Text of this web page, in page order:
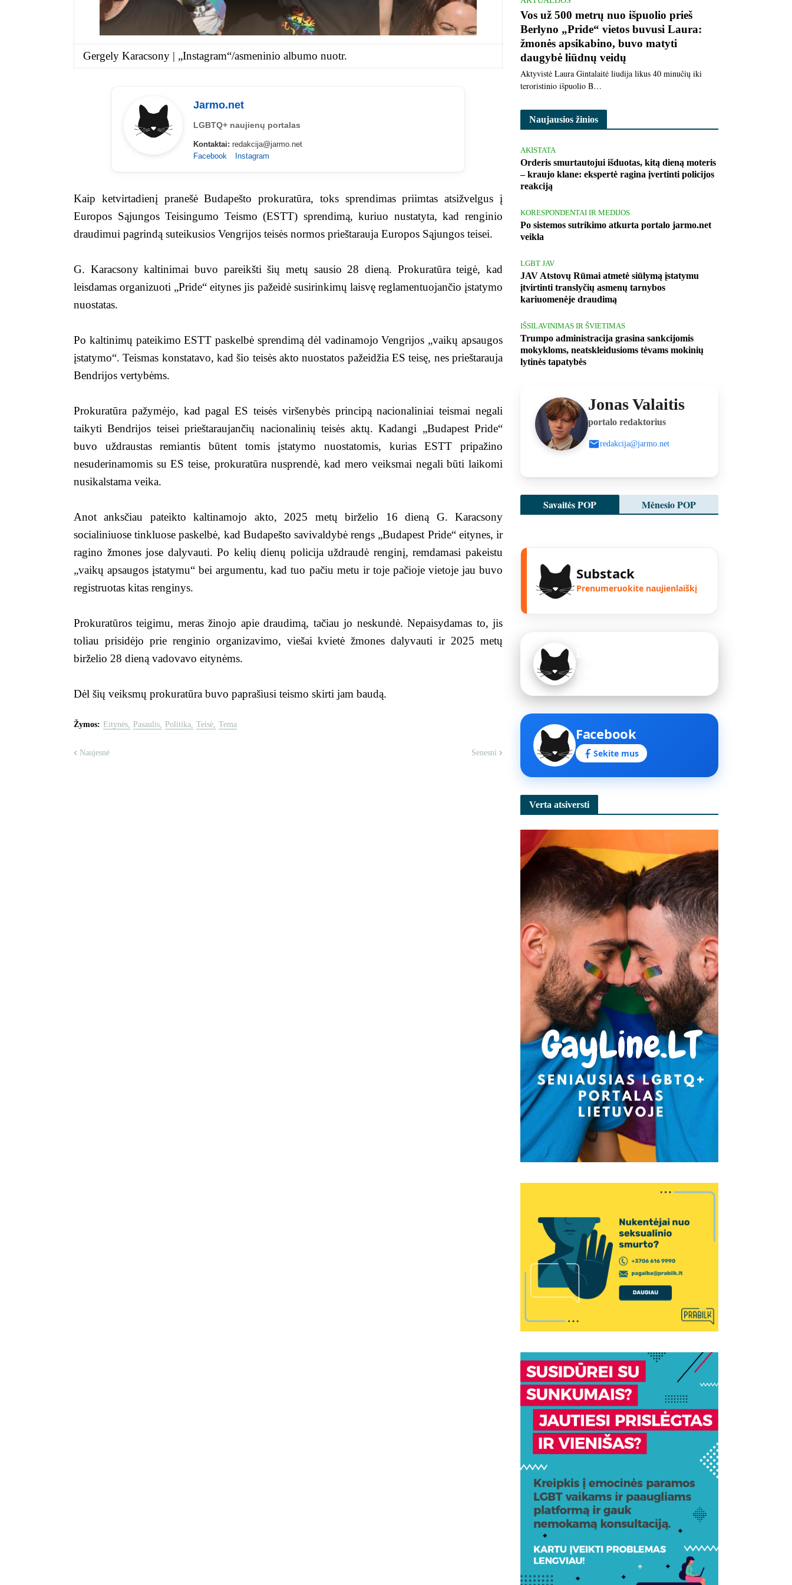
Gergely Karacsony | „Instagram“/asmeninio albumo nuotr.
Jarmo.net
LGBTQ+ naujienų portalas
Kontaktai: redakcija@jarmo.net
Facebook
Instagram
Kaip ketvirtadienį pranešė Budapešto prokuratūra, toks sprendimas priimtas atsižvelgus į
Europos Sąjungos Teisingumo Teismo (ESTT) sprendimą, kuriuo nustatyta, kad renginio
draudimui pagrindą suteikusios Vengrijos teisės normos prieštarauja Europos Sąjungos teisei.
G. Karacsony kaltinimai buvo pareikšti šių metų sausio 28 dieną. Prokuratūra teigė, kad
leisdamas organizuoti „Pride“ eitynes jis pažeidė susirinkimų laisvę reglamentuojančio įstatymo
nuostatas.
Po kaltinimų pateikimo ESTT paskelbė sprendimą dėl vadinamojo Vengrijos „vaikų apsaugos
įstatymo“. Teismas konstatavo, kad šio teisės akto nuostatos pažeidžia ES teisę, nes prieštarauja
Bendrijos vertybėms.
Prokuratūra pažymėjo, kad pagal ES teisės viršenybės principą nacionaliniai teismai negali
taikyti Bendrijos teisei prieštaraujančių nacionalinių teisės aktų. Kadangi „Budapest Pride“
buvo uždraustas remiantis būtent tomis įstatymo nuostatomis, kurias ESTT pripažino
nesuderinamomis su ES teise, prokuratūra nusprendė, kad mero veiksmai negali būti laikomi
nusikalstama veika.
Anot anksčiau pateikto kaltinamojo akto, 2025 metų birželio 16 dieną G. Karacsony
socialiniuose tinkluose paskelbė, kad Budapešto savivaldybė rengs „Budapest Pride“ eitynes, ir
ragino žmones jose dalyvauti. Po kelių dienų policija uždraudė renginį, remdamasi pakeistu
„vaikų apsaugos įstatymu“ bei argumentu, kad tuo pačiu metu ir toje pačioje vietoje jau buvo
registruotas kitas renginys.
Prokuratūros teigimu, meras žinojo apie draudimą, tačiau jo neskundė. Nepaisydamas to, jis
toliau prisidėjo prie renginio organizavimo, viešai kvietė žmones dalyvauti ir 2025 metų
birželio 28 dieną vadovavo eitynėms.
Dėl šių veiksmų prokuratūra buvo paprašiusi teismo skirti jam baudą.
Žymos: Eitynės Pasaulis Politika Teisė Tema
Naujesnė Senesni
Vos už 500 metrų nuo išpuolio prieš
Berlyno „Pride“ vietos buvusi Laura:
žmonės apsikabino, buvo matyti
daugybė liūdnų veidų
Aktyvistė Laura Gintalaitė liudija likus 40 minučių iki
teroristinio išpuolio B…
Naujausios žinios
AKISTATA
Orderis smurtautojui išduotas, kitą dieną moteris
– kraujo klane: ekspertė ragina įvertinti policijos
reakciją
KORESPONDENTAI IR MEDIJOS
Po sistemos sutrikimo atkurta portalo jarmo.net
veikla
LGBT JAV
JAV Atstovų Rūmai atmetė siūlymą įstatymu
įtvirtinti translyčių asmenų tarnybos
kariuomenėje draudimą
IŠSILAVINIMAS IR ŠVIETIMAS
Trumpo administracija grasina sankcijomis
mokykloms, neatskleidusioms tėvams mokinių
lytinės tapatybės
Jonas Valaitis
portalo redaktorius
redakcija@jarmo.net
Savaitės POP Mėnesio POP
Substack
Prenumeruokite naujienlaiškį
Facebook
Sekite mus
Verta atsiversti